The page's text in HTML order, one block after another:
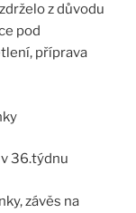
z důvodu
pod
příprava
36.týdnu
závěs na